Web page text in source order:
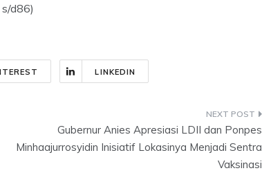
d86)
LINKEDIN
Gubernur Anies Apresiasi LDII dan Ponpes
Minhaajurrosyidin Inisiatif Lokasinya Menjadi Sentra
Vaksinasi